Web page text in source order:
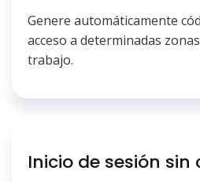
Genere automáticamente
acceso a determinadas
trabajo.
Inicio de sesión